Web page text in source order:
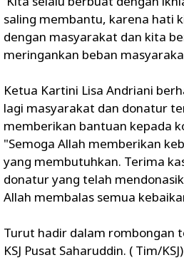
saling membantu, karena hati
dengan masyarakat dan kita
meringankan beban
Ketua Kartini Lisa Andriani
lagi masyarakat dan donatur
memberikan bantuan kepada
"Semoga Allah memberikan
yang membutuhkan. Terima
donatur yang telah
Allah membalas semua
Turut hadir dalam rombongan
KSJ Pusat Saharuddin. ( Tim/KSJ)